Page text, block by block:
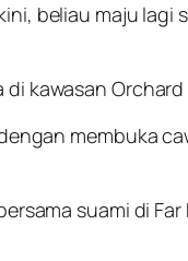
beliau maju lagi
kawasan Orchard
membuka
suami di Far